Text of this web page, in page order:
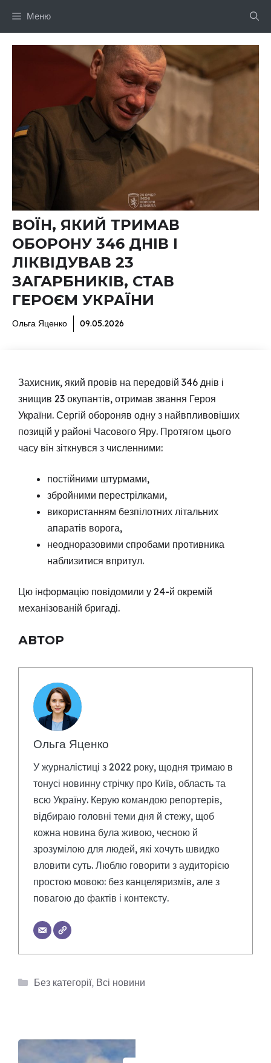
Меню
ВОЇН, ЯКИЙ ТРИМАВ
ОБОРОНУ 346 ДНІВ І
ЛІКВІДУВАВ 23
ЗАГАРБНИКІВ, СТАВ
ГЕРОЄМ УКРАЇНИ
Ольга Яценко 09.05.2026
Захисник, який провів на передовій 346 днів і
знищив 23 окупантів, отримав звання Героя
України. Сергій обороняв одну з найвпливовіших
позицій у районі Часового Яру. Протягом цього
часу він зіткнувся з численними:
постійними штурмами,
збройними перестрілками,
використанням безпілотних літальних
апаратів ворога,
неодноразовими спробами противника
наблизитися впритул.
Цю інформацію повідомили у 24-й окремій
механізованій бригаді.
АВТОР
Ольга Яценко
У журналістиці з 2022 року, щодня тримаю в
тонусі новинну стрічку про Київ, область та
всю Україну. Керую командою репортерів,
відбираю головні теми дня й стежу, щоб
кожна новина була живою, чесною й
зрозумілою для людей, які хочуть швидко
вловити суть. Люблю говорити з аудиторією
простою мовою: без канцеляризмів, але з
повагою до фактів і контексту.
Категорії
Без категорії, Всі новини